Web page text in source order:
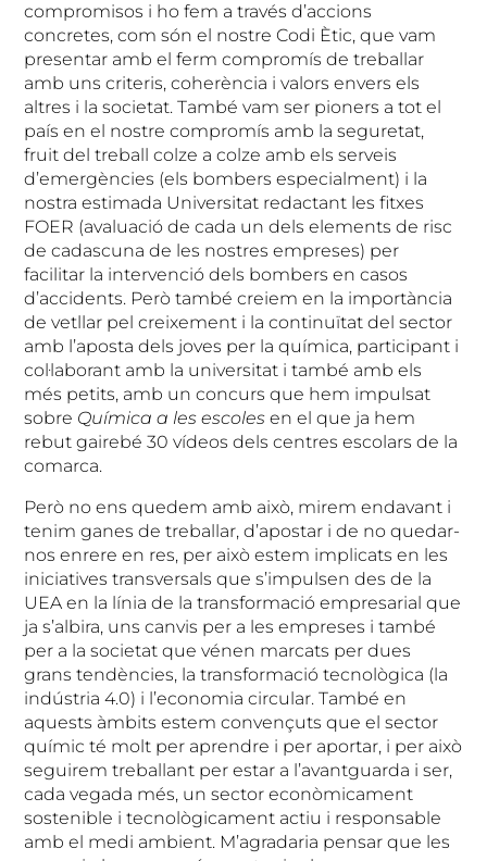
compromisos i ho fem a través d’accions
concretes, com són el nostre Codi Ètic, que vam
presentar amb el ferm compromís de treballar
amb uns criteris, coherència i valors envers els
altres i la societat. També vam ser pioners a tot el
país en el nostre compromís amb la seguretat,
fruit del treball colze a colze amb els serveis
d’emergències (els bombers especialment) i la
nostra estimada Universitat redactant les fitxes
FOER (avaluació de cada un dels elements de risc
de cadascuna de les nostres empreses) per
facilitar la intervenció dels bombers en casos
d’accidents. Però també creiem en la importància
de vetllar pel creixement i la continuïtat del sector
amb l’aposta dels joves per la química, participant i
col·laborant amb la universitat i també amb els
més petits, amb un concurs que hem impulsat
sobre Química a les escoles en el que ja hem
rebut gairebé 30 vídeos dels centres escolars de la
comarca.
Però no ens quedem amb això, mirem endavant i
tenim ganes de treballar, d’apostar i de no quedar-
nos enrere en res, per això estem implicats en les
iniciatives transversals que s’impulsen des de la
UEA en la línia de la transformació empresarial que
ja s’albira, uns canvis per a les empreses i també
per a la societat que vénen marcats per dues
grans tendències, la transformació tecnològica (la
indústria 4.0) i l’economia circular. També en
aquests àmbits estem convençuts que el sector
químic té molt per aprendre i per aportar, i per això
seguirem treballant per estar a l’avantguarda i ser,
cada vegada més, un sector econòmicament
sostenible i tecnològicament actiu i responsable
amb el medi ambient. M’agradaria pensar que les